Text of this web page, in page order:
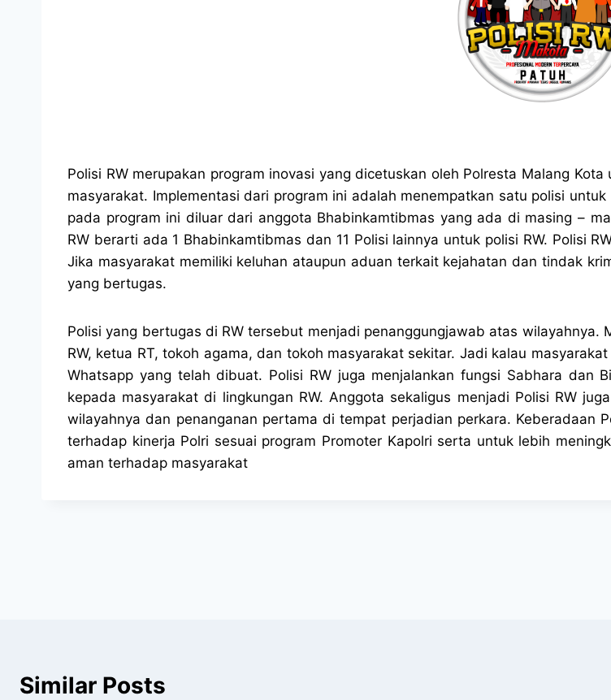
Polisi RW merupakan program inovasi yang dicetuskan oleh Polresta Malang
masyarakat. Implementasi dari program ini adalah menempatkan satu polisi
pada program ini diluar dari anggota Bhabinkamtibmas yang ada di masing –
RW berarti ada 1 Bhabinkamtibmas dan 11 Polisi lainnya untuk polisi RW. Polisi
Jika masyarakat memiliki keluhan ataupun aduan terkait kejahatan dan tindak
yang bertugas.
Polisi yang bertugas di RW tersebut menjadi penanggungjawab atas
RW, ketua RT, tokoh agama, dan tokoh masyarakat sekitar. Jadi kalau
Whatsapp yang telah dibuat. Polisi RW juga menjalankan fungsi Sabhara dan
kepada masyarakat di lingkungan RW. Anggota sekaligus menjadi Polisi RW
wilayahnya dan penanganan pertama di tempat perjadian perkara. Keberadaan
terhadap kinerja Polri sesuai program Promoter Kapolri serta untuk lebih
aman terhadap masyarakat
Similar Posts